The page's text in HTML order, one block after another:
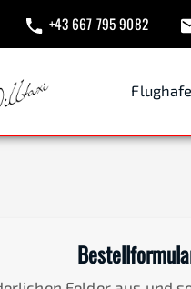
+43 667 795 9082